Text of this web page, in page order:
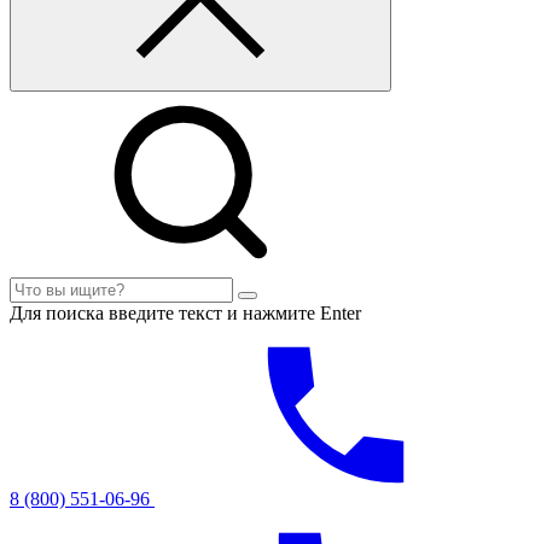
Для поиска введите текст и нажмите Enter
8 (800) 551-06-96